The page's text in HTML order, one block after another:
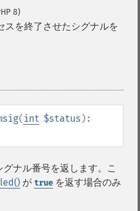
8)
スを終了させたシグナルを
( int $status ):
ナル番号を返します。こ
が true を返す場合のみ